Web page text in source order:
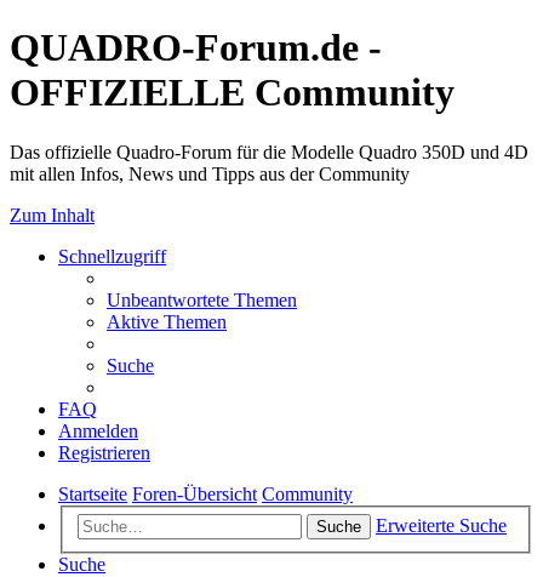
QUADRO-Forum.de -
OFFIZIELLE Community
Das offizielle Quadro-Forum für die Modelle Quadro 350D und 4D
mit allen Infos, News und Tipps aus der Community
Zum Inhalt
Schnellzugriff
Unbeantwortete Themen
Aktive Themen
Suche
FAQ
Anmelden
Registrieren
Startseite Foren-Übersicht Community
Suche
Erweiterte Suche
Suche